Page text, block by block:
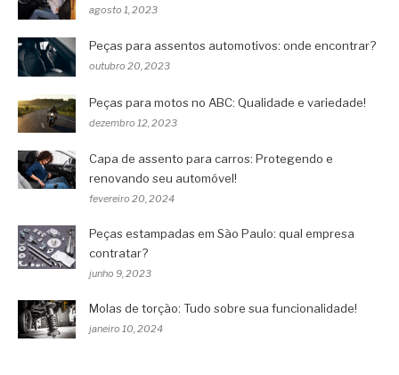
agosto 1, 2023
Peças para assentos automotivos: onde encontrar?
outubro 20, 2023
Peças para motos no ABC: Qualidade e variedade!
dezembro 12, 2023
Capa de assento para carros: Protegendo e
renovando seu automóvel!
fevereiro 20, 2024
Peças estampadas em São Paulo: qual empresa
contratar?
junho 9, 2023
Molas de torção: Tudo sobre sua funcionalidade!
janeiro 10, 2024